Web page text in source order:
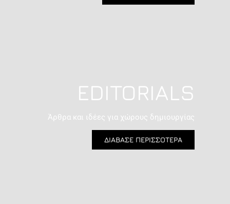
EDITORIALS
Άρθρα και ιδέες για χώρους δημιουργίας
ΔΙΑΒΑΣΕ ΠΕΡΙΣΣΟΤΕΡΑ